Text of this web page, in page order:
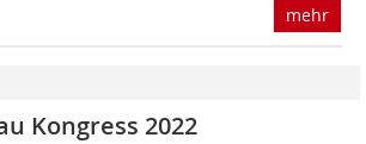
mehr
Kongress 2022